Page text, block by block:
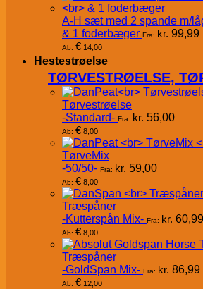
A-H sæt med 2 spande m/
& 1 foderbæger Fra: kr. 99,99
Ab: € 14,00
Hestestrøelse
TØRVESTRØELSE,
Tørvestrøelse
-Standard- Fra: kr. 56,00
Ab: € 8,00
TørveMix
-50/50- Fra: kr. 59,00
Ab: € 8,00
Træspåner
-Kutterspån Mix- Fra: kr. 60,99
Ab: € 8,00
Træspåner
-GoldSpan Mix- Fra: kr. 86,99
Ab: € 12,00